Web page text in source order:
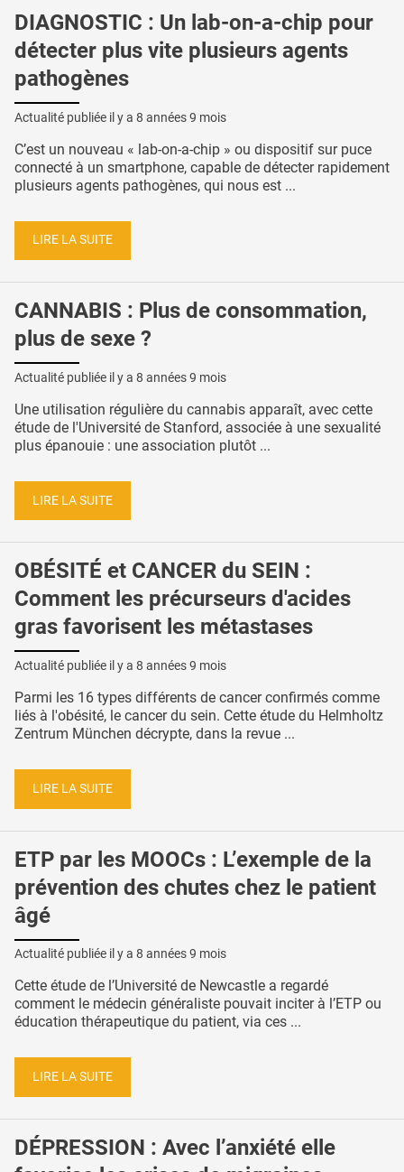
DIAGNOSTIC : Un lab-on-a-chip pour
détecter plus vite plusieurs agents
pathogènes
Actualité publiée il y a 8 années 9 mois
C’est un nouveau « lab-on-a-chip » ou dispositif sur puce
connecté à un smartphone, capable de détecter rapidement
plusieurs agents pathogènes, qui nous est ...
LIRE LA SUITE
CANNABIS : Plus de consommation,
plus de sexe ?
Actualité publiée il y a 8 années 9 mois
Une utilisation régulière du cannabis apparaît, avec cette
étude de l'Université de Stanford, associée à une sexualité
plus épanouie : une association plutôt ...
LIRE LA SUITE
OBÉSITÉ et CANCER du SEIN :
Comment les précurseurs d'acides
gras favorisent les métastases
Actualité publiée il y a 8 années 9 mois
Parmi les 16 types différents de cancer confirmés comme
liés à l'obésité, le cancer du sein. Cette étude du Helmholtz
Zentrum München décrypte, dans la revue ...
LIRE LA SUITE
ETP par les MOOCs : L’exemple de la
prévention des chutes chez le patient
âgé
Actualité publiée il y a 8 années 9 mois
Cette étude de l’Université de Newcastle a regardé
comment le médecin généraliste pouvait inciter à l’ETP ou
éducation thérapeutique du patient, via ces ...
LIRE LA SUITE
DÉPRESSION : Avec l’anxiété elle